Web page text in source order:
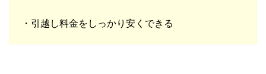
・引越し料金をしっかり安くできる